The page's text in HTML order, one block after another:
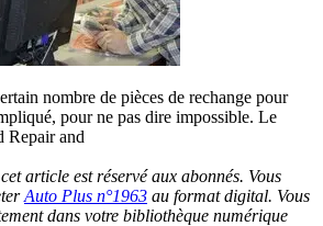
nombre de pièces de rechange pour
pour ne pas dire impossible. Le
Repair and
article est réservé aux abonnés. Vous
Auto Plus n°1963 au format digital. Vous
dans votre bibliothèque numérique